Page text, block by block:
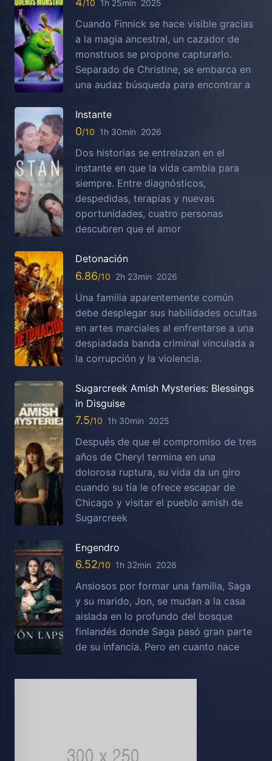
1h 25min 2025
Cuando Finnick se hace visible gracias
a la magia ancestral, un cazador de
monstruos se propone capturarlo.
Separado de Christine, se embarca en
una audaz búsqueda para encontrar a
Instante
0 1h 30min 2026
Dos historias se entrelazan en el
instante en que la vida cambia para
siempre. Entre diagnósticos,
despedidas, terapias y nuevas
oportunidades, cuatro personas
descubren que el amor
Detonación
6.86 2h 23min 2026
Una familia aparentemente común
debe desplegar sus habilidades ocultas
en artes marciales al enfrentarse a una
despiadada banda criminal vinculada a
la corrupción y la violencia.
Sugarcreek Amish Mysteries: Blessings
in Disguise
7.5 1h 30min 2025
Después de que el compromiso de tres
años de Cheryl termina en una
dolorosa ruptura, su vida da un giro
cuando su tía le ofrece escapar de
Chicago y visitar el pueblo amish de
Sugarcreek
Engendro
6.52 1h 32min 2026
Ansiosos por formar una familia, Saga
y su marido, Jon, se mudan a la casa
aislada en lo profundo del bosque
finlandés donde Saga pasó gran parte
de su infancia. Pero en cuanto nace